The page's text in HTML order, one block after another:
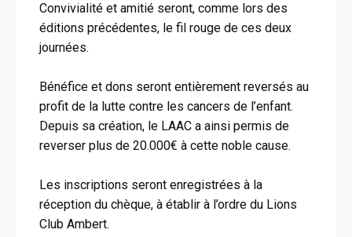
Convivialité et amitié seront, comme lors des
éditions précédentes, le fil rouge de ces deux
journées.
Bénéfice et dons seront entièrement reversés au
profit de la lutte contre les cancers de l’enfant.
Depuis sa création, le LAAC a ainsi permis de
reverser plus de 20.000€ à cette noble cause.
Les inscriptions seront enregistrées à la
réception du chèque, à établir à l’ordre du Lions
Club Ambert.